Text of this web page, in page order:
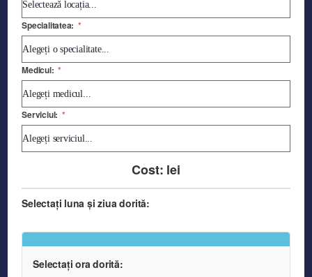
Specialitatea: *
Medicul: *
Serviciul: *
Cost: lei
Selectați luna și ziua dorită:
Selectați ora dorită: